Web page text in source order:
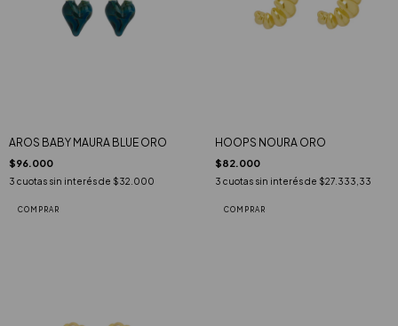
AROS BABY MAURA BLUE ORO
$96.000
3 cuotas sin interés de $32.000
HOOPS NOURA ORO
$82.000
3 cuotas sin interés de $27.333,33